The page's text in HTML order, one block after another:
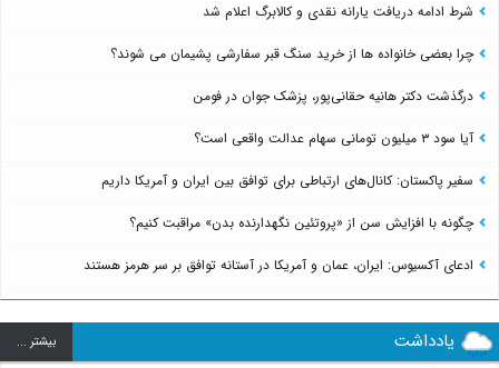
شرط ادامه دریافت یارانه نقدی و کالابرگ اعلام شد
چرا بعضی خانواده ها از خرید سنگ قبر سفارشی پشیمان می شوند؟
درگذشت دکتر هانیه حقانی‌پور، پزشک جوان در فومن
آیا سود ۳ میلیون تومانی سهام عدالت واقعی است؟
سفیر پاکستان: کانال‌های ارتباطی برای توافق بین ایران و آمریکا داریم
چگونه با افزایش سن از «پروتئین نگهدارنده بدن» مراقبت کنیم؟
ادعای آکسیوس: ایران، عمان و آمریکا در آستانه توافق بر سر هرمز هستند
یادداشت بيشتر ...